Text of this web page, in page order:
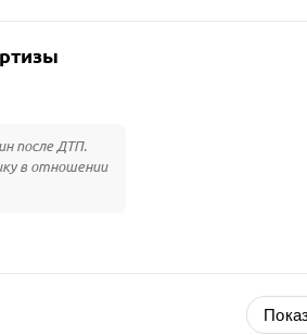
после ДТП.
в отношении